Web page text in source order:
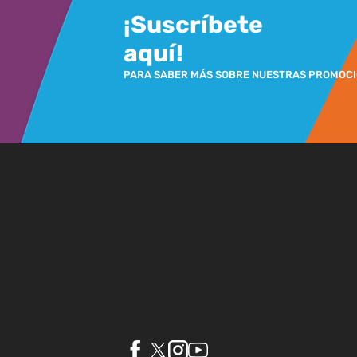
¡Suscríbete
aquí!
PARA SABER MÁS SOBRE NUESTRAS